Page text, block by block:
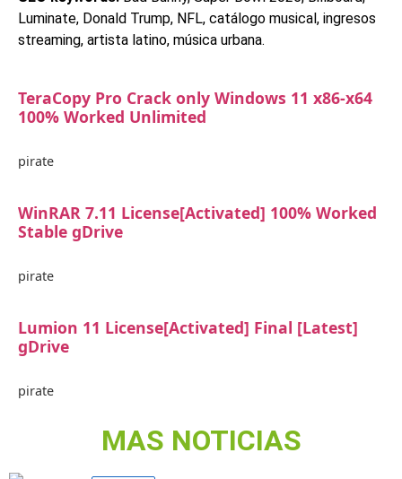
Luminate, Donald Trump, NFL, catálogo musical, ingresos
streaming, artista latino, música urbana.
TeraCopy Pro Crack only Windows 11 x86-x64
100% Worked Unlimited
pirate
WinRAR 7.11 License[Activated] 100% Worked
Stable gDrive
pirate
Lumion 11 License[Activated] Final [Latest]
gDrive
pirate
MAS NOTICIAS